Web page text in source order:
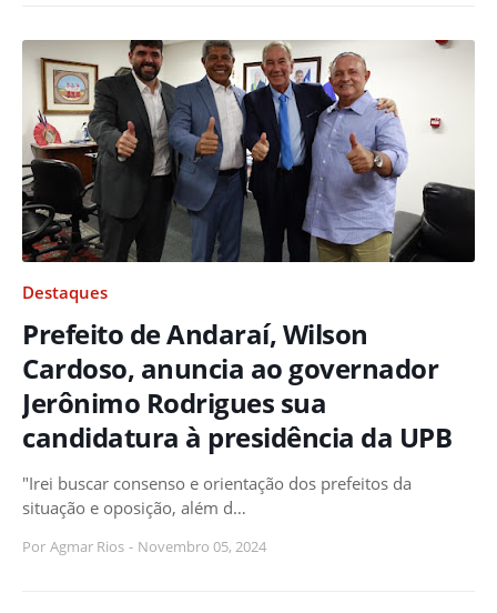
Destaques
Prefeito de Andaraí, Wilson
Cardoso, anuncia ao governador
Jerônimo Rodrigues sua
candidatura à presidência da UPB
"Irei buscar consenso e orientação dos prefeitos da
situação e oposição, além d…
Por Agmar Rios - Novembro 05, 2024